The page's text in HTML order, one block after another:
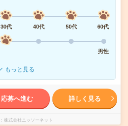
30代 40代 50代
60代
男性
もっと見る
応募へ進む 詳しく見る
株式会社ニッソーネット